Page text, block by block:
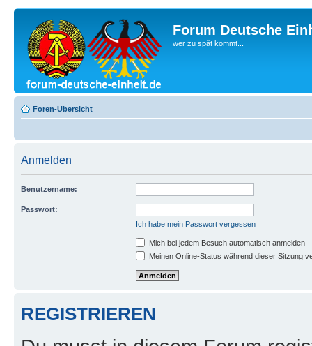
Forum Deutsche
wer zu spät kommt...
Foren-Übersicht
Anmelden
Benutzername:
Passwort:
Ich habe mein Passwort vergessen
Mich bei jedem Besuch automatisch anmelden
Meinen Online-Status während dieser Sitzung
REGISTRIEREN